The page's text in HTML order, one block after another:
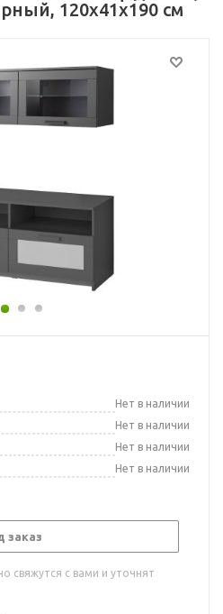
120x41x190 см
Нет в наличии
Нет в наличии
Нет в наличии
Нет в наличии
заказ
свяжутся с вами и уточнят